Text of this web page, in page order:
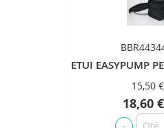
ETUI EASYPUMP
15,50 €
18,60 €